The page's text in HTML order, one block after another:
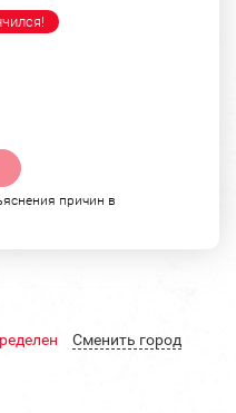
причин в
Cменить город